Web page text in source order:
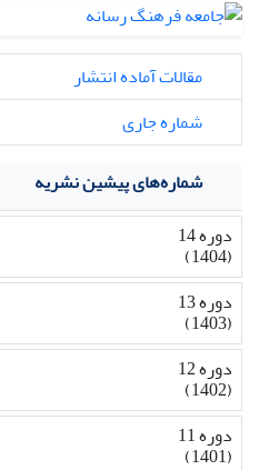
مقالات آماده انتشار
شماره جاری
شماره‌های پیشین نشریه
دوره 14
(1404)
دوره 13
(1403)
دوره 12
(1402)
دوره 11
(1401)